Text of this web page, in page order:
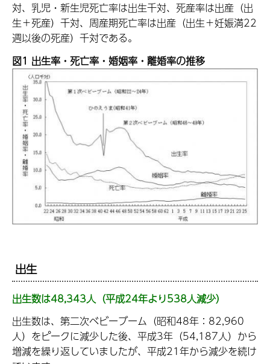
対、乳児・新生児死亡率は出生千対、死産率は出産（出
生＋死産）千対、周産期死亡率は出産（出生＋妊娠満22
週以後の死産）千対である。
図1 出生率・死亡率・婚姻率・離婚率の推移
出生
出生数は48,343人（平成24年より538人減少）
出生数は、第二次ベビーブーム（昭和48年：82,960
人）をピークに減少した後、平成3年（54,187人）から
増減を繰り返していましたが、平成21年から減少を続け